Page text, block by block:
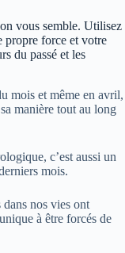
vous semble. Utilisez
propre force et votre
du passé et les
mois et même en avril,
manière tout au long
c’est aussi un
mois.
dans nos vies ont
à être forcés de